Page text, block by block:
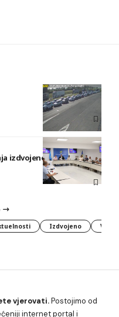
izdvojeno gotovo 40.000
Izdvojeno
vjerovati.Postojimo od
internet portal i